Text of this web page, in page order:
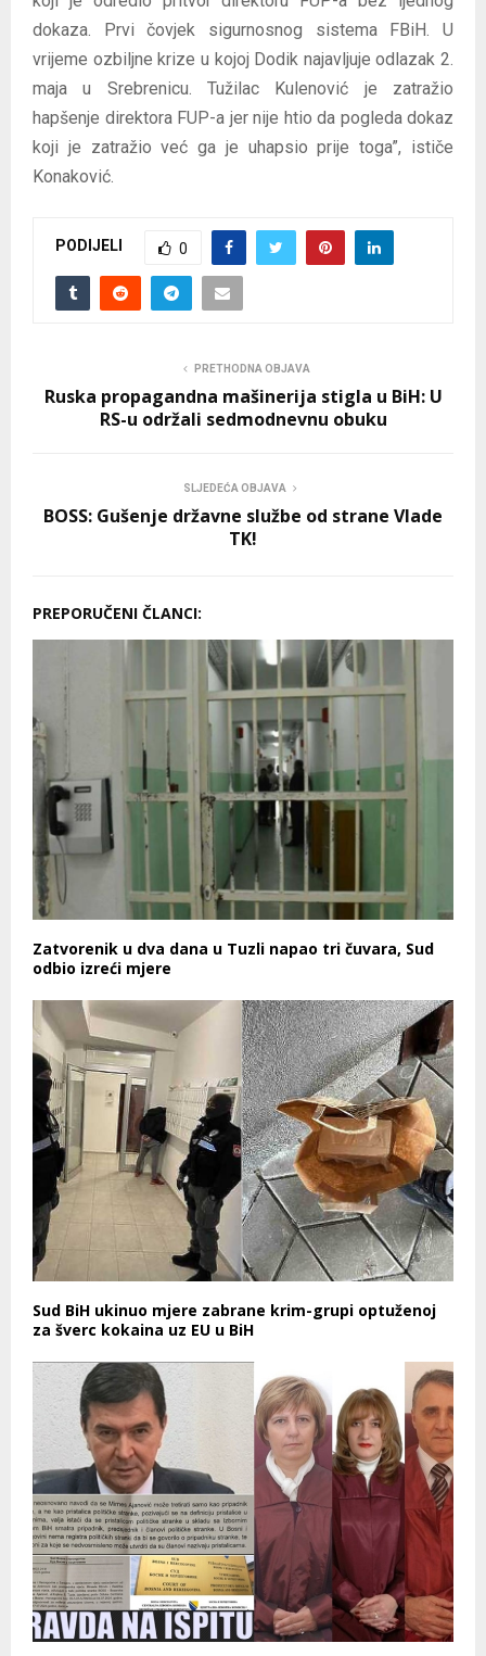
dokaza. Prvi čovjek sigurnosnog sistema FBiH. U
vrijeme ozbiljne krize u kojoj Dodik najavljuje odlazak 2.
maja u Srebrenicu. Tužilac Kulenović je zatražio
hapšenje direktora FUP-a jer nije htio da pogleda dokaz
koji je zatražio već ga je uhapsio prije toga”, ističe
Konaković.
PODIJELI 0
PRETHODNA OBJAVA
Ruska propagandna mašinerija stigla u BiH: U
RS-u održali sedmodnevnu obuku
SLJEDEĆA OBJAVA
BOSS: Gušenje državne službe od strane Vlade
TK!
PREPORUČENI ČLANCI:
Zatvorenik u dva dana u Tuzli napao tri čuvara, Sud
odbio izreći mjere
Sud BiH ukinuo mjere zabrane krim-grupi optuženoj
za šverc kokaina uz EU u BiH